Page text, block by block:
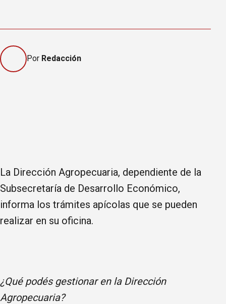
Por Redacción
La Dirección Agropecuaria, dependiente de la
Subsecretaría de Desarrollo Económico,
informa los trámites apícolas que se pueden
realizar en su oficina.
¿Qué podés gestionar en la Dirección
Agropecuaria?